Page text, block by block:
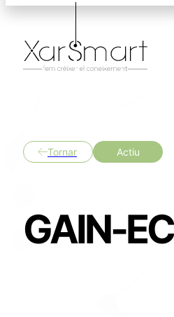
Tornar Actiu
GAIN-EC